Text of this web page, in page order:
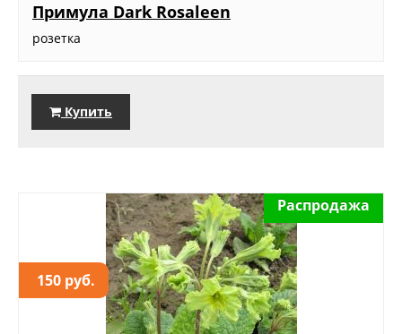
Примула Dark Rosaleen
розетка
Купить
150 руб.
Распродажа